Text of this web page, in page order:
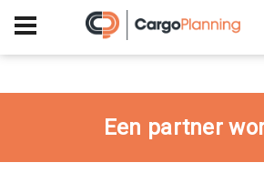
+40 756 628 230
Een partner